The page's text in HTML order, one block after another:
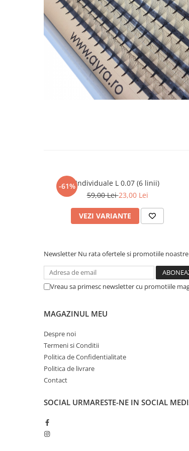
-61%Individuale L 0.07 (6 linii)
59,00 Lei23,00 Lei
VEZI VARIANTE
Newsletter Nu rata ofertele si promotiile noastre
Vreau sa primesc newsletter cu promotiile
MAGAZINUL MEU
Despre noi
Termeni si Conditii
Politica de Confidentialitate
Politica de livrare
Contact
SOCIAL URMARESTE-NE IN SOCIAL